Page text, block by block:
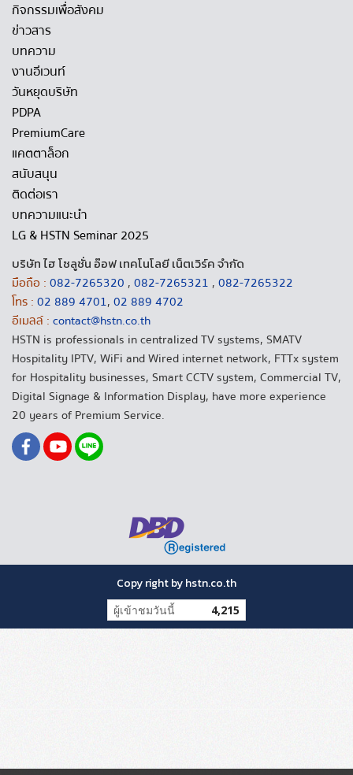
กิจกรรมเพื่อสังคม
ข่าวสาร
บทความ
งานอีเวนท์
วันหยุดบริษัท
PDPA
PremiumCare
แคตตาล็อก
สนับสนุน
ติดต่อเรา
บทความแนะนำ
LG & HSTN Seminar 2025
บริษัท ไฮ โซลูชั่น อ๊อฟ เทคโนโลยี เน็ตเวิร์ค จำกัด
มือถือ : 082-7265320 , 082-7265321 , 082-7265322
โทร : 02 889 4701, 02 889 4702
อีเมลล์ : contact@hstn.co.th
HSTN is professionals in centralized TV systems, SMATV
Hospitality IPTV, WiFi and Wired internet network, FTTx system
for Hospitality businesses, Smart CCTV system, Commercial TV,
Digital Signage & Information Display, have more experience
20 years of Premium Service.
Copy right by hstn.co.th
ผู้เข้าชมวันนี้ 4,215